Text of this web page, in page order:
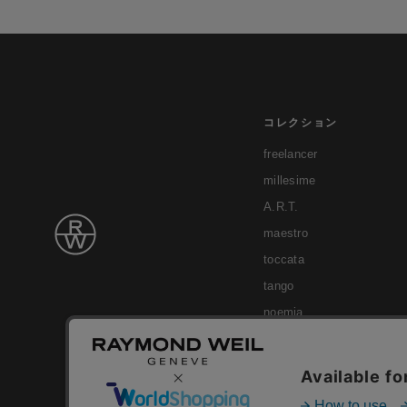
コレクション
freelancer
millesime
A.R.T.
maestro
toccata
tango
noemia